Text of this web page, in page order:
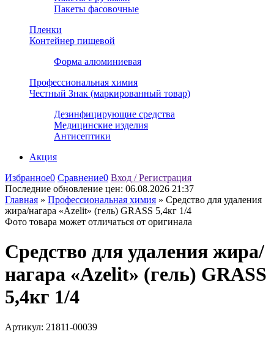
Пакеты фасовочные
Пленки
Контейнер пищевой
Форма алюминиевая
Профессиональная химия
Честный Знак (маркированный товар)
Дезинфицирующие средства
Медицинские изделия
Антисептики
Акция
Избранное0 Сравнение0 Вход / Регистрация
Последние обновление цен: 06.08.2026 21:37
Главная » Профессиональная химия » Средство для удаления
жира/нагара «Azelit» (гель) GRASS 5,4кг 1/4
Фото товара может отличаться от оригинала
Средство для удаления жира/
нагара «Azelit» (гель) GRASS
5,4кг 1/4
Артикул: 21811-00039